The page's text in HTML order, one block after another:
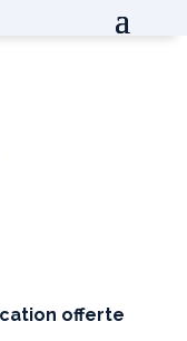
offerte